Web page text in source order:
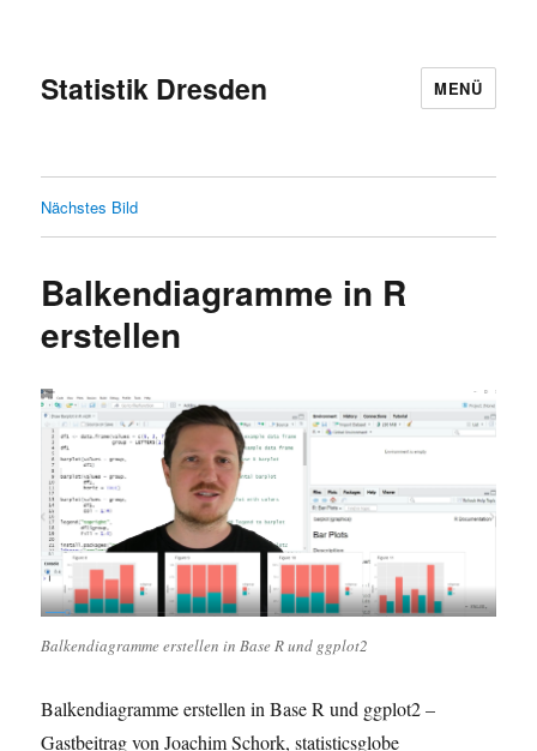
Statistik Dresden MENÜ
Nächstes Bild
Balkendiagramme in R
erstellen
Balkendiagramme erstellen in Base R und ggplot2
Balkendiagramme erstellen in Base R und ggplot2 –
Gastbeitrag von Joachim Schork, statisticsglobe